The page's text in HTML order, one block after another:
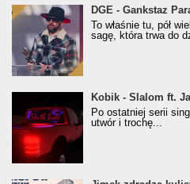
donGURALesko z
Klasyczny/
(Popkillery 2023)
DGE - Gankstaz
To właśnie tu, pół
sagę, która trwa do
Kobik - Slalom ft. Jan-
[Official Music Visualiser]
Kobik - Slalom ft.
Po ostatniej serii
utwór i trochę...